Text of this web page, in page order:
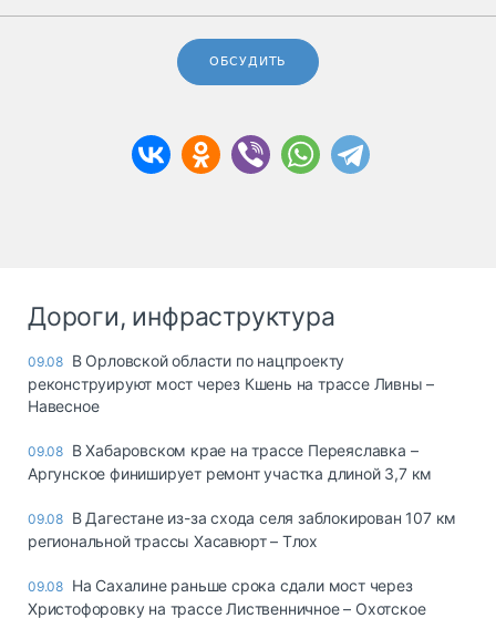
ОБСУДИТЬ
Дороги, инфраструктура
09.08 В Орловской области по нацпроекту
реконструируют мост через Кшень на трассе Ливны –
Навесное
09.08 В Хабаровском крае на трассе Переяславка –
Аргунское финиширует ремонт участка длиной 3,7 км
09.08 В Дагестане из-за схода селя заблокирован 107 км
региональной трассы Хасавюрт – Тлох
09.08 На Сахалине раньше срока сдали мост через
Христофоровку на трассе Лиственничное – Охотское